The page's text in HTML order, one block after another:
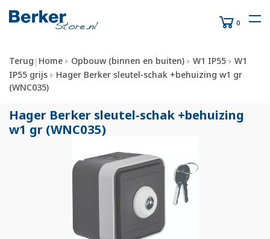
0
Terug | Home Opbouw (binnen en buiten) W1 IP55
W1
IP55 grijs
Hager Berker sleutel-schak +behuizing w1 gr
(WNC035)
Hager Berker sleutel-schak +behuizing
w1 gr (WNC035)